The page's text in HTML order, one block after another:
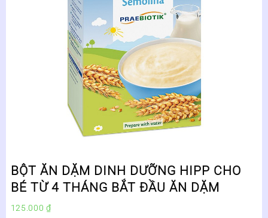
BỘT ĂN DẶM DINH DƯỠNG HIPP CHO
BÉ TỪ 4 THÁNG BẮT ĐẦU ĂN DẶM
125.000₫